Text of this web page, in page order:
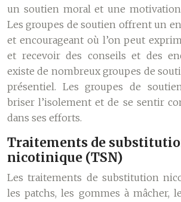
un soutien moral et une
Les groupes de soutien offrent un
et encourageant où l’on peut
et recevoir des conseils et des
existe de nombreux groupes de
présentiel. Les groupes de
briser l’isolement et de se sentir
dans ses efforts.
Traitements de
nicotinique (TSN)
Les traitements de substitution
les patchs, les gommes à mâcher,